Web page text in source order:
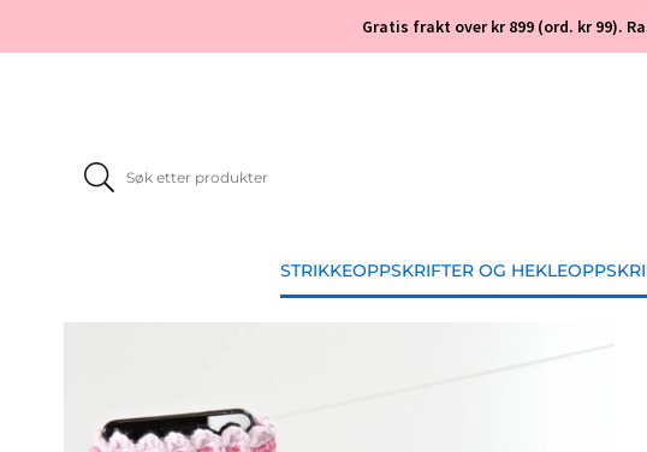
Gratis frakt over kr 899 (ord. kr 99).
STRIKKEOPPSKRIFTER OG